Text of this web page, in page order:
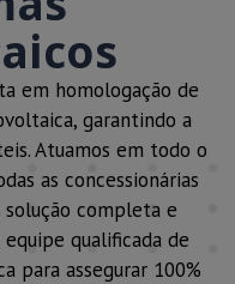
em homologação de
garantindo a
Atuamos em todo o
as concessionárias
completa e
qualificada de
para assegurar 100%